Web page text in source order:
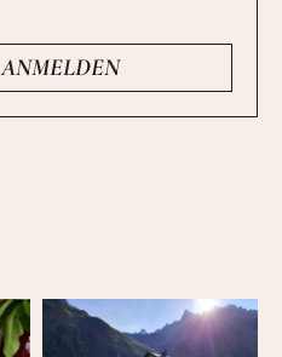
ANMELDEN